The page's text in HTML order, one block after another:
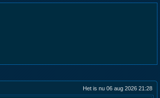
Het is nu 06 aug 2026 21:28